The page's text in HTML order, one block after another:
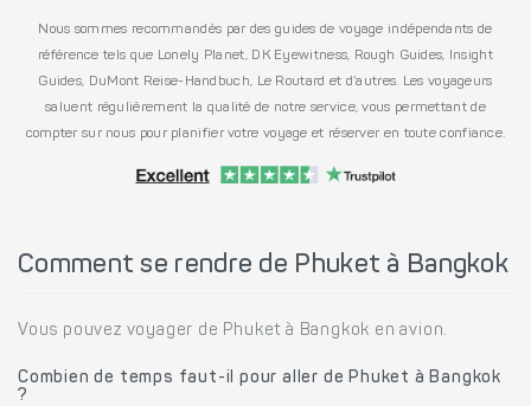
Nous sommes recommandés par des guides de voyage indépendants de
référence tels que Lonely Planet, DK Eyewitness, Rough Guides, Insight
Guides, DuMont Reise-Handbuch, Le Routard et d’autres. Les voyageurs
saluent régulièrement la qualité de notre service, vous permettant de
compter sur nous pour planifier votre voyage et réserver en toute confiance.
Comment se rendre de Phuket à Bangkok
Vous pouvez voyager de Phuket à Bangkok en avion.
Combien de temps faut-il pour aller de Phuket à Bangkok
?